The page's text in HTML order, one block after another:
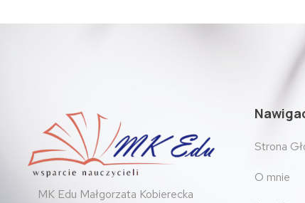
MK Edu Małgorzata Kobierecka
Strona
O mnie